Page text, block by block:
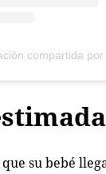
compartida
su bebé